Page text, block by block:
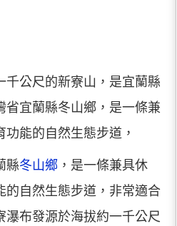
千公尺的新寮山，是宜蘭縣
省宜蘭縣冬山鄉，是一條兼
能的自然生態步道，
縣冬山鄉 ，是一條兼具休
的自然生態步道，非常適合
瀑布發源於海拔約一千公尺